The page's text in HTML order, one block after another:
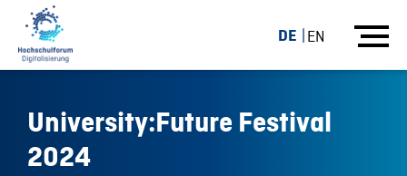
DE EN
University:Future Festival
2024